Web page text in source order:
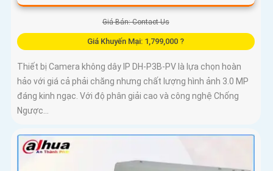
Giá Bán: Contact Us
Giá Khuyến Mại: 1,799,000 ?
Thiết bị Camera không dây IP DH-P3B-PV là lựa chọn hoàn
hảo với giá cả phải chăng nhưng chất lượng hình ảnh 3.0 MP
đáng kinh ngạc. Với độ phân giải cao và công nghệ Chống
Ngược...